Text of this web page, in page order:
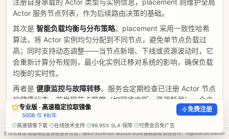
注册自身承载的 Actor 类型与实例信息，placement 则维护全局
Actor 服务节点列表，作为后续路由决策的基础。
其次是 智能负载均衡与分布策略。placement 采用一致性哈希
算法，将 Actor 实例均匀分配到不同节点，避免单节点负载过
高；同时支持动态调整——当节点新增、下线或资源波动时，它
会重新计算分布规则，最小化实例迁移对系统的影响，确保负载
均衡的实时性。
再者是 健康监控与故障转移。服务会定期检查已注册 Actor 节点
的健康状态，若发现节点异常（如网络中断、资源耗尽），会立
即将其标记为不可用，并触发受影响 Actor 实例的重新分配，保
障业务逻辑不中断。此外，placement 还通过与各节点 Dapr
sidecar 实时通信，同步最新的 Actor 分布视图，确保跨服务调
专业版 · 高速稳定拉取镜像
50GB 仅 ¥8/年
免费注册
高速镜像下载 在线技术支持 99.95% SLA 保障 付费会员免广告
议·隐私政策·增值电信业务经营许可证：浙B2-20261007·©2024-2026 源码跳动·商务合作：